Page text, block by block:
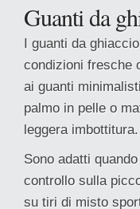
Guanti da
I guanti da
condizioni fresche
ai guanti
palmo in pelle o
leggera imbottitura.
Sono adatti
controllo sulla
su tiri di misto